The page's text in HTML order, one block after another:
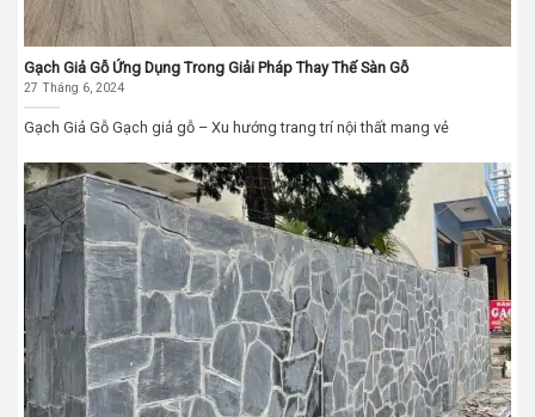
Gạch Giả Gỗ Ứng Dụng Trong Giải Pháp Thay Thế Sàn Gỗ
27 Tháng 6, 2024
Gạch Giả Gỗ Gạch giả gỗ – Xu hướng trang trí nội thất mang vẻ